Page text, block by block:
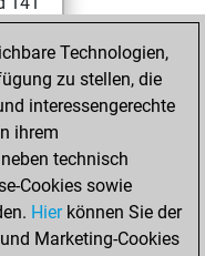
+55
8
Technologien,
zu stellen, die
interessengerechte
ihrem
technisch
Cookies sowie
Hierkönnen Sie der
Marketing-Cookies